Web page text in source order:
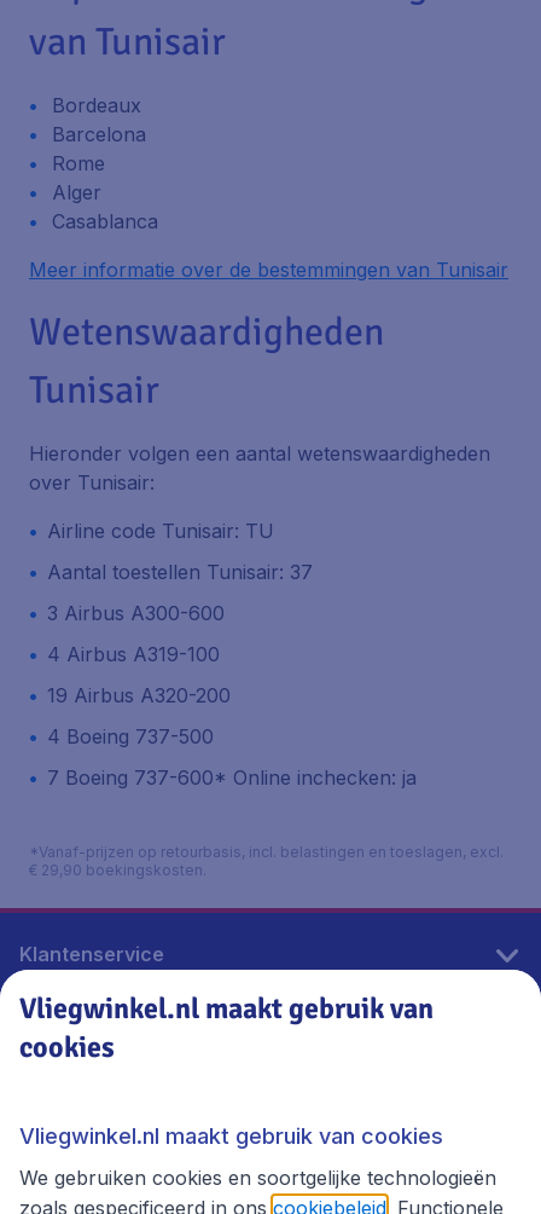
van Tunisair
Bordeaux
Barcelona
Rome
Alger
Casablanca
Meer informatie over de bestemmingen van Tunisair
Wetenswaardigheden
Tunisair
Hieronder volgen een aantal wetenswaardigheden
over Tunisair:
Airline code Tunisair: TU
Aantal toestellen Tunisair: 37
3 Airbus A300-600
4 Airbus A319-100
19 Airbus A320-200
4 Boeing 737-500
7 Boeing 737-600* Online inchecken: ja
*Vanaf-prijzen op retourbasis, incl. belastingen en toeslagen, excl.
€ 29,90 boekingskosten.
Klantenservice
Vliegwinkel.nl
Thema's
Vliegwinkel.nl maakt gebruik van
cookies
Vliegwinkel.nl maakt gebruik van cookies
We gebruiken cookies en soortgelijke technologieën
zoals gespecificeerd in ons cookiebeleid . Functionele